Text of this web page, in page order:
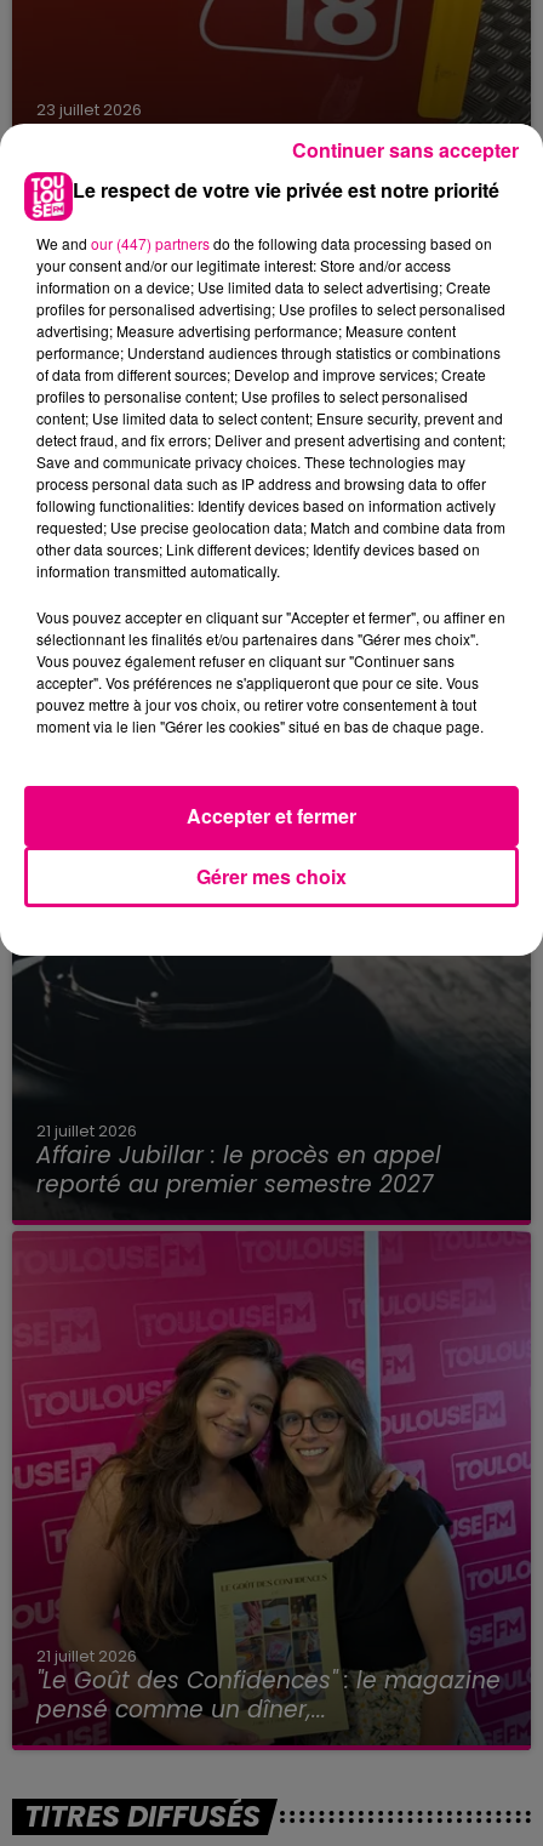
23 juillet 2026
Violent incendie au nord de Toulouse
Toulouse : circulation perturbée dans le
secteur François Verdier...
21 juillet 2026
Affaire Jubillar : le procès en appel
reporté au premier semestre 2027
21 juillet 2026
"Le Goût des Confidences" : le magazine
pensé comme un dîner,...
TITRES DIFFUSÉS
Le respect de votre vie privée est notre priorité
We and our (447) partnersdo the following data processing based on
your consent and/or our legitimate interest: Store and/or access
information on a device; Use limited data to select advertising; Create
profiles for personalised advertising; Use profiles to select personalised
advertising; Measure advertising performance; Measure content
performance; Understand audiences through statistics or combinations
of data from different sources; Develop and improve services; Create
profiles to personalise content; Use profiles to select personalised
content; Use limited data to select content; Ensure security, prevent and
detect fraud, and fix errors; Deliver and present advertising and content;
Save and communicate privacy choices. These technologies may
process personal data such as IP address and browsing data to offer
following functionalities: Identify devices based on information actively
requested; Use precise geolocation data; Match and combine data from
other data sources; Link different devices; Identify devices based on
information transmitted automatically.
Vous pouvez accepter en cliquant sur "Accepter et fermer", ou affiner en
sélectionnant les finalités et/ou partenaires dans "Gérer mes choix".
Vous pouvez également refuser en cliquant sur "Continuer sans
accepter". Vos préférences ne s'appliqueront que pour ce site. Vous
pouvez mettre à jour vos choix, ou retirer votre consentement à tout
moment via le lien "Gérer les cookies" situé en bas de chaque page.
Gérer mes choix
Accepter et fermer
Continuer sans accepter